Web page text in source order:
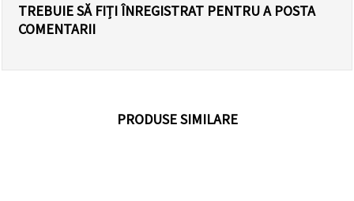
TREBUIE SĂ FIȚI ÎNREGISTRAT PENTRU A POSTA
COMENTARII
PRODUSE SIMILARE